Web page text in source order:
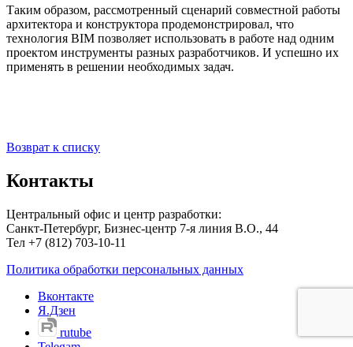
Таким образом, рассмотренный сценарий совместной работы
архитектора и конструктора продемонстрировал, что
технология BIM позволяет использовать в работе над одним
проектом инструменты разных разработчиков. И успешно их
применять в решении необходимых задач.
Возврат к списку
Контакты
Центральный офис и центр разработки:
Санкт-Петербург, Бизнес-центр 7-я линия В.О., 44
Тел +7 (812) 703-10-11
Политика обработки персональных данных
Вконтакте
Я.Дзен
rutube